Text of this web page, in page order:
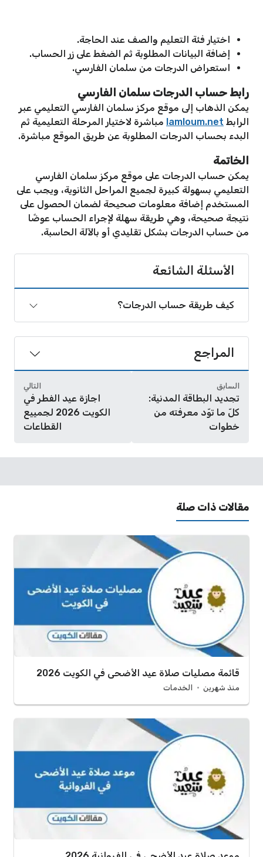
اختيار فئة التعليم والصف عند الحاجة.
إضافة البيانات المطلوبة ثم الضغط على زر الحساب.
استعراض الدرجات من سلمان الفارسي.
رابط حساب الدرجات سلمان الفارسي
يمكن الذهاب إلى موقع مركز سلمان الفارسي التعليمي عبر
الرابط lamloum.net مباشرة لاختيار المرحلة التعليمية ثم
البدء بحساب الدرجات المطلوبة عن طريق الموقع مباشرة.
الخاتمة
يمكن حساب الدرجات على موقع مركز سلمان الفارسي
التعليمي بسهولة كبيرة لجميع المراحل الثانوية، ويجب على
المستخدم إضافة معلومات صحيحة لضمان الحصول على
نتيجة صحيحة، وهي طريقة سهلة لإجراء الحساب عوضًا
من حساب الدرجات بشكل تقليدي أو بالآلة الحاسبة.
الأسئلة الشائعة
كيف طريقة حساب الدرجات؟
المراجع
السابق
تجديد البطاقة المدنية:
كلّ ما توّد معرفته من
خطوات
التالي
اجازة عيد الفطر في
الكويت 2026 لجمييع
القطاعات
مقالات ذات صلة
قائمة مصليات صلاة عيد الأضحى في الكويت 2026
منذ شهرين الخدمات